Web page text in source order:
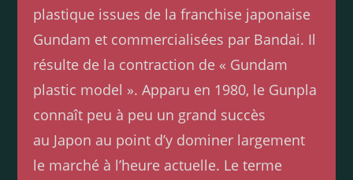
plastique issues de la franchise japonaise
Gundam et commercialisées par Bandai. Il
résulte de la contraction de « Gundam
plastic model ». Apparu en 1980, le Gunpla
connaît peu à peu un grand succès
au Japon au point d’y dominer largement
le marché à l’heure actuelle. Le terme